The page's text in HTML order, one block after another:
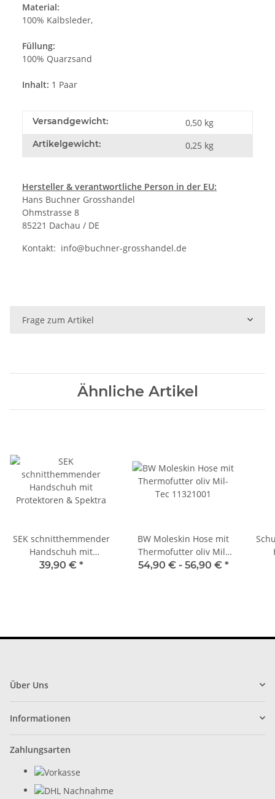
Material:
100% Kalbsleder,
Füllung:
100% Quarzsand
Inhalt: 1 Paar
Versandgewicht: 0,50 kg
Artikelgewicht: 0,25 kg
Hersteller & verantwortliche Person in der EU:
Hans Buchner Grosshandel
Ohmstrasse 8
85221 Dachau / DE
Kontakt: info@buchner-grosshandel.de
Frage zum Artikel
Ähnliche Artikel
SEK schnitthemmender
Handschuh mit
Protektoren & Spektra
39,90 € *
BW Moleskin Hose mit
Thermofutter oliv Mil-
Tec 11321001
54,90 € - 56,90 € *
Über Uns
Informationen
Zahlungsarten